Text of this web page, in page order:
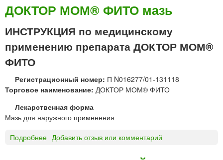
и
н
а
с
м
к
е
а
б
с
о
с
я
в
о
д
к
о
р
й
с
Р
и
ДОКТОР МОМ® ФИТО мазь
ИНСТРУКЦИЯ по медицинскому
применению препарата ДОКТОР МОМ®
ФИТО
Регистрационный номер: П N016277/01-131118
Торговое наименование: ДОКТОР МОМ® ФИТО
Лекарственная форма
Мазь для наружного применения
Подробнее Добавить отзыв или комментарий